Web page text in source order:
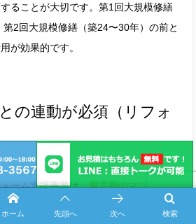
ることが大切です。第1回大規模修繕
第2回大規模修繕（築24〜30年）の前と
が効果的です。
の連動が必須（リフォ
ーム支援事業は、東京都のマンション
定を受けていることが必須要件
です。
検索
ホーム 先頭へ 次へ